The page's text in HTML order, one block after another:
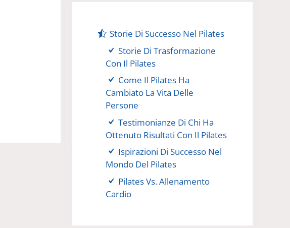
Storie Di Successo Nel Pilates
Storie Di Trasformazione
Con Il Pilates
Come Il Pilates Ha
Cambiato La Vita Delle
Persone
Testimonianze Di Chi Ha
Ottenuto Risultati Con Il Pilates
Ispirazioni Di Successo Nel
Mondo Del Pilates
Pilates Vs. Allenamento
Cardio